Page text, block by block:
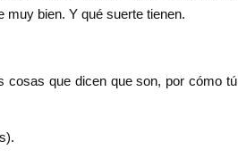
muy bien. Y qué suerte tienen.
cosas que dicen que son, por cómo